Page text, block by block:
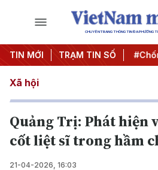
CHUYÊN TRANG THÔNG TIN ĐA PHƯƠNG
TIN MỚI TRẠM TIN SỐ
#Chiến dịch 500 ngày đêm
Xã hội
Quảng Trị: Phát hiện
cốt liệt sĩ trong hầm
21-04-2026, 16:03